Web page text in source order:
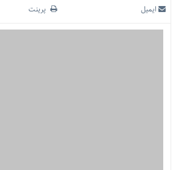
خانه ایمیل
پرینت